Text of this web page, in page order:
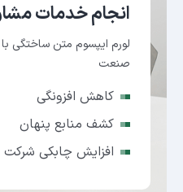
انجام خدمات
لورم ایپسوم متن ساختگی
صنعت
کاهش افزونگی
کشف منابع پنهان
افزایش چابکی شرکت